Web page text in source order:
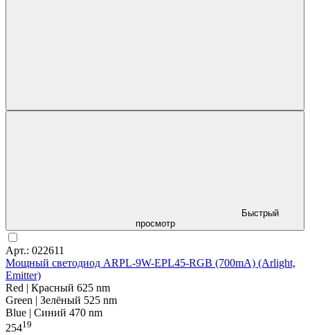
Быстрый
просмотр
Арт.: 022611
Мощный светодиод ARPL-9W-EPL45-RGB (700mA) (Arlight,
Emitter)
Red | Красный 625 nm
Green | Зелёный 525 nm
Blue | Синий 470 nm
25419